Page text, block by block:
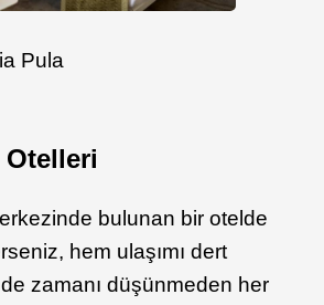
Pula
Otelleri
bulunan bir otelde
hem ulaşımı dert
zamanı düşünmeden her